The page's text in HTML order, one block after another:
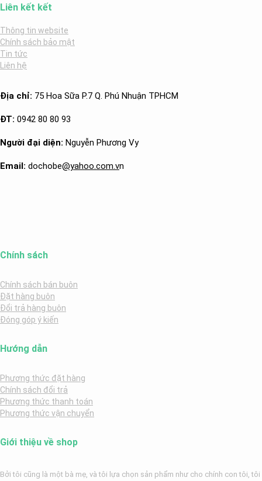
Liên kết kết
Thông tin website
Chính sách bảo mật
Tin tức
Liên hệ
Địa chỉ: 75 Hoa Sữa P.7 Q. Phú Nhuận TPHCM
ĐT: 0942 80 80 93
Người đại diện: Nguyễn Phương Vy
Email: dochobe@yahoo.com.vn
Chính sách
Chính sách bán buôn
Đặt hàng buôn
Đổi trả hàng buôn
Đóng góp ý kiến
Hướng dẫn
Phương thức đặt hàng
Chính sách đổi trả
Phương thức thanh toán
Phương thức vận chuyển
Giới thiệu về shop
Bởi tôi cũng là một bà mẹ, và tôi lựa chọn sản phẩm như cho chính con tôi, tôi